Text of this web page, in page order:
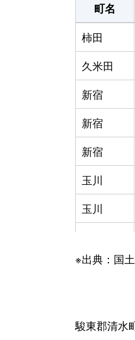
町名
柿田
久米田
新宿
新宿
新宿
玉川
玉川
堂庭
徳倉
※出典：国
駿東郡清水